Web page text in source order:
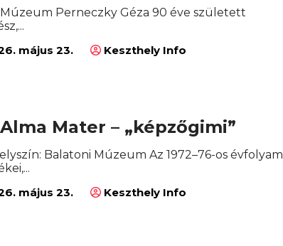
Perneczky Géza 90 éve született
május 23. Keszthely Info
Mater – „képzőgimi”
Balatoni Múzeum Az 1972–76-os évfolyam
május 23. Keszthely Info